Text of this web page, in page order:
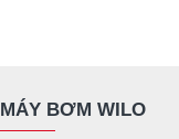
MÁY BƠM WILO